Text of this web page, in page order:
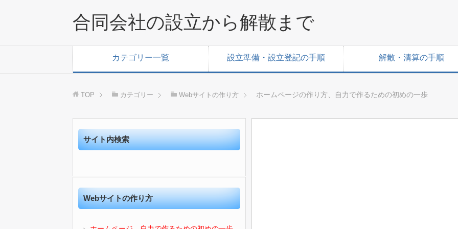
合同会社の設立から解散まで
カテゴリー一覧 設立準備・設立登記の手順 解散・清算の手順
TOP カテゴリー Webサイトの作り方 ホームページの作り方、自力で作るための初めの一歩
サイト内検索
Webサイトの作り方